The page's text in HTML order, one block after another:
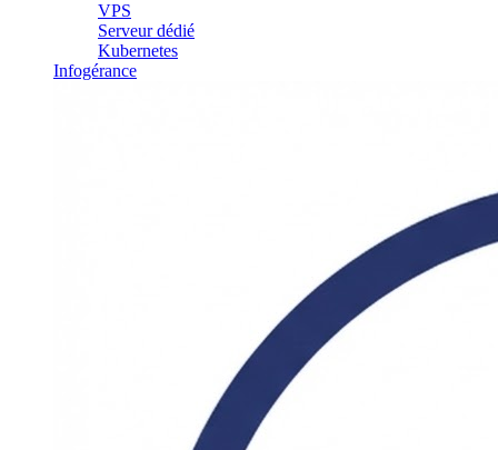
VPS
Serveur dédié
Kubernetes
Infogérance